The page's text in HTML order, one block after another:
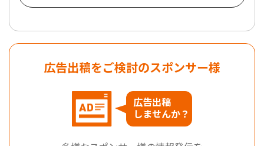
広告出稿をご検討のスポンサー様
広告出稿
しませんか？